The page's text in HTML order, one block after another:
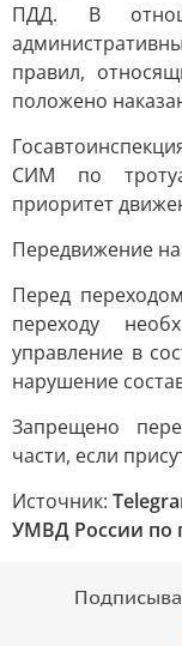
ПДД. В
правил,
положено
СИМ по
приоритет
Передвижение
Перед
переходу
управление в
нарушение
Запрещено
части, если
Источник:
УМВД России по